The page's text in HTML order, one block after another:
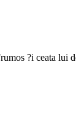
?i ceata